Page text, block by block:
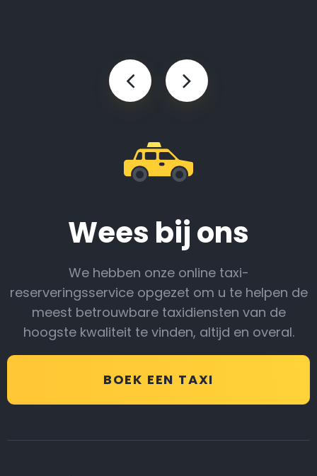
Wees bij ons
We hebben onze online taxi-
reserveringsservice opgezet om u te helpen de
meest betrouwbare taxidiensten van de
hoogste kwaliteit te vinden, altijd en overal.
BOEK EEN TAXI